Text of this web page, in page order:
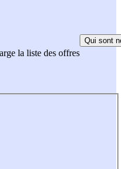
la liste des offres
Qui sont